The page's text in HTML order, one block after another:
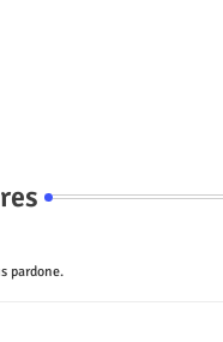
pardone.